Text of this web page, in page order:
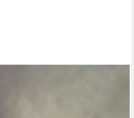
Kopfteil ELVA
Doppelbett